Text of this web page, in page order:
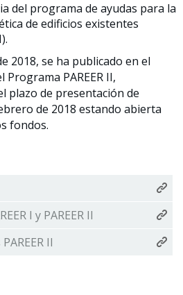
del programa de ayudas para la
de edificios existentes
2018, se ha publicado en el
Programa PAREER II,
plazo de presentación de
de 2018 estando abierta
fondos.
I y PAREER II
II